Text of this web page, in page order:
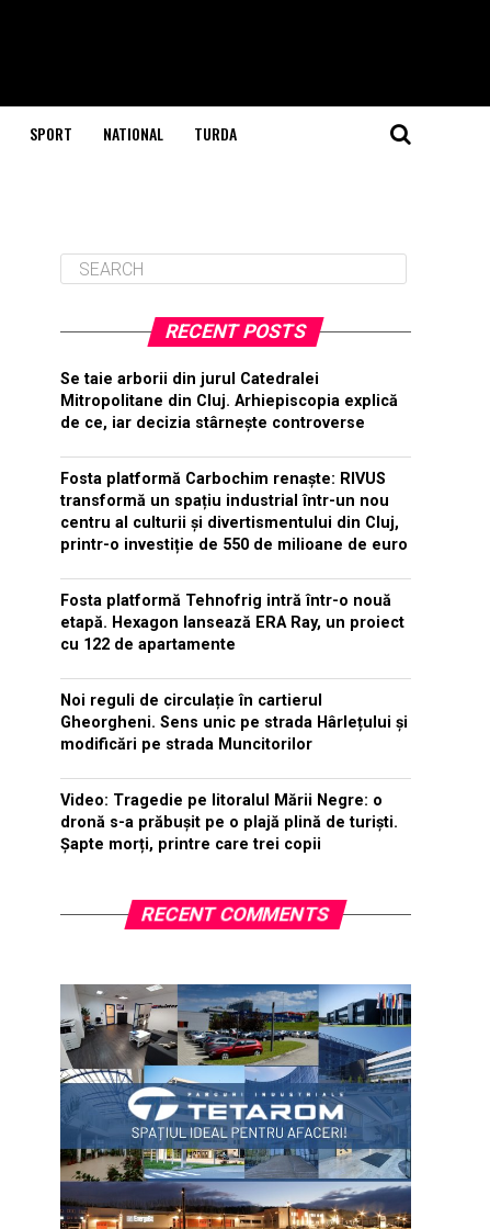
SPORT NATIONAL TURDA
RECENT POSTS
Se taie arborii din jurul Catedralei
Mitropolitane din Cluj. Arhiepiscopia explică
de ce, iar decizia stârnește controverse
Fosta platformă Carbochim renaște: RIVUS
transformă un spațiu industrial într-un nou
centru al culturii și divertismentului din Cluj,
printr-o investiție de 550 de milioane de euro
Fosta platformă Tehnofrig intră într-o nouă
etapă. Hexagon lansează ERA Ray, un proiect
cu 122 de apartamente
Noi reguli de circulație în cartierul
Gheorgheni. Sens unic pe strada Hârlețului și
modificări pe strada Muncitorilor
Video: Tragedie pe litoralul Mării Negre: o
dronă s-a prăbușit pe o plajă plină de turiști.
Șapte morți, printre care trei copii
RECENT COMMENTS